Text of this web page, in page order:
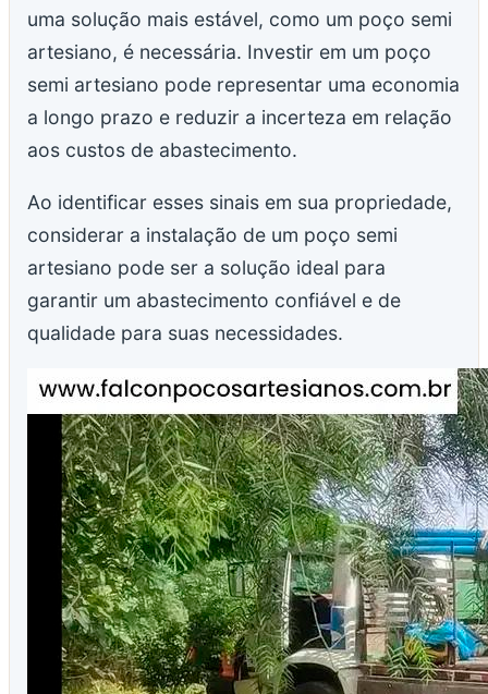
uma solução mais estável, como um poço semi
artesiano, é necessária. Investir em um poço
semi artesiano pode representar uma economia
a longo prazo e reduzir a incerteza em relação
aos custos de abastecimento.
Ao identificar esses sinais em sua propriedade,
considerar a instalação de um poço semi
artesiano pode ser a solução ideal para
garantir um abastecimento confiável e de
qualidade para suas necessidades.